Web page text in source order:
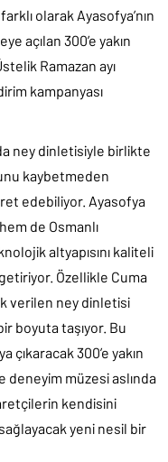
olarak Ayasofya’nın
açılan 300’e yakın
Ramazan ayı
kampanyası
ney dinletisiyle birlikte
kaybetmeden
edebiliyor. Ayasofya
de Osmanlı
altyapısını kaliteli
Özellikle Cuma
verilen ney dinletisi
boyuta taşıyor. Bu
çıkaracak 300’e yakın
deneyim müzesi aslında
kendisini
yeni nesil bir